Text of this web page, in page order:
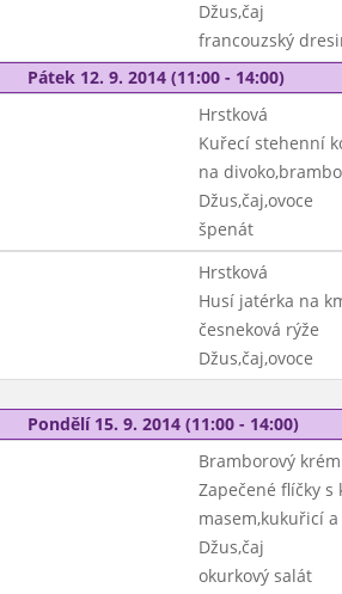
Džus,čaj
francouzský
Pátek 12. 9. 2014 (11:00 - 14:00)
Hrstková
Kuřecí stehenní
na
Džus,čaj,ovoce
špenát
Hrstková
Husí jatérka na
česneková rýže
Džus,čaj,ovoce
Pondělí 15. 9. 2014 (11:00 - 14:00)
Bramborový
Zapečené flíčky s
masem,kukuřicí
Džus,čaj
okurkový salát